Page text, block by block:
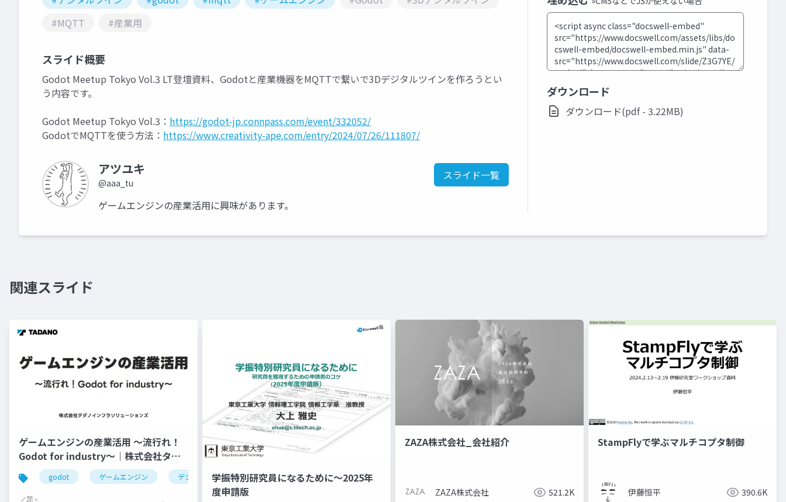
#MQTT
#産業用
スライド概要
Godot Meetup Tokyo Vol.3 LT登壇資料、Godotと産業機器をMQTTで繋いで3Dデジタルツインを作ろうとい
う内容です。
Godot Meetup Tokyo Vol.3： https://godot-jp.connpass.com/event/332052/
GodotでMQTTを使う方法： https://www.creativity-ape.com/entry/2024/07/26/111807/
アツユキ
@aaa_tu
スライド一覧
ゲームエンジンの産業活用に興味があります。
ダウンロード
ダウンロード(pdf - 3.22MB)
関連スライド
ゲームエンジンの産業活用 ～流行れ！
Godot for industry～｜株式会社タダ
ノインフラソリューションズ
godot ゲームエンジン デジタルツイン学振特別研究員になるために～2025年
度申請版
ZAZA株式会社_会社紹介
ZAZA株式会社 521.2K
StampFlyで学ぶマルチコプタ制御
伊藤恒平 390.6K